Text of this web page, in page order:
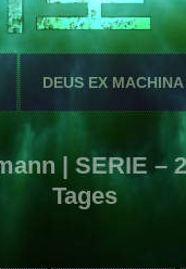
DEUS EX MACHINA
| SERIE –
Tages